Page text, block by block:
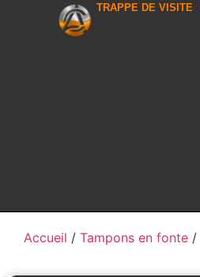
TRAPPE DE VISITE
Accueil / Tampons en fonte /